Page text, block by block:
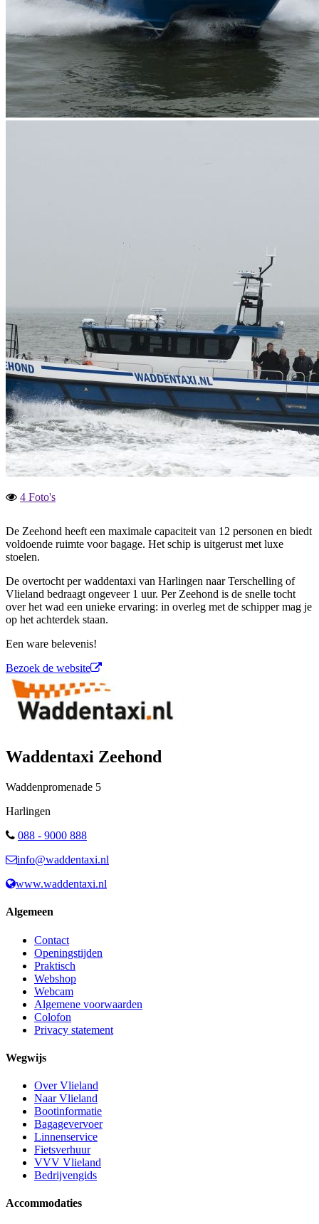
4 Foto's
De Zeehond heeft een maximale capaciteit van 12 personen en biedt
voldoende ruimte voor bagage. Het schip is uitgerust met luxe
stoelen.
De overtocht per waddentaxi van Harlingen naar Terschelling of
Vlieland bedraagt ongeveer 1 uur. Per Zeehond is de snelle tocht
over het wad een unieke ervaring: in overleg met de schipper mag je
op het achterdek staan.
Een ware belevenis!
Bezoek de website
Waddentaxi Zeehond
Waddenpromenade 5
Harlingen
088 - 9000 888
info@waddentaxi.nl
www.waddentaxi.nl
Algemeen
Contact
Openingstijden
Praktisch
Webshop
Webcam
Algemene voorwaarden
Colofon
Privacy statement
Wegwijs
Over Vlieland
Naar Vlieland
Bootinformatie
Bagagevervoer
Linnenservice
Fietsverhuur
VVV Vlieland
Bedrijvengids
Accommodaties